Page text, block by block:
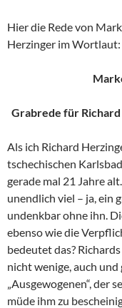
Hier die Rede von
Herzinger im Wortlaut:
Grabrede für
Als ich Richard
tschechischen
gerade mal 21 Jahre
unendlich viel – ja, ein
undenkbar ohne ihn.
ebenso wie die
bedeutet das?
nicht wenige, auch
„Ausgewogenen“, der
müde ihm zu